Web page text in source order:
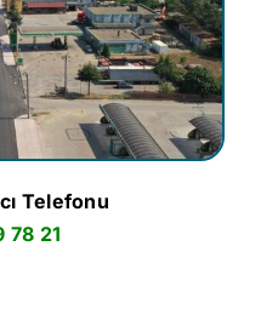
Telefonu
78 21